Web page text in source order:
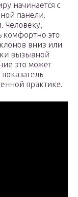
начинается с
панели.
Человеку,
это
вниз или
вызывной
это может
практике.